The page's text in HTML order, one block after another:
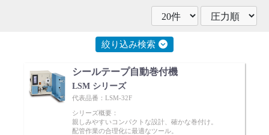
製品カタログダウンロード
サポート
よくあるご質問(FAQ)・用語集
絞り込み検索
シールテープ自動巻付機
LSM シリーズ
代表品番：LSM-32F
シリーズ概要：
親しみやすいコンパクトな設計、確かな巻付け。
配管作業の合理化に最適なツール。